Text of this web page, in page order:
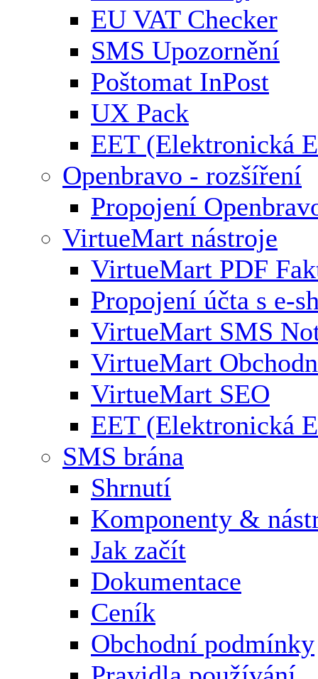
EU VAT Checker
SMS Upozornění
Poštomat InPost
UX Pack
EET (Elektronická
Openbravo - rozšíření
Propojení
VirtueMart nástroje
VirtueMart PDF
Propojení účta s e-
VirtueMart SMS
VirtueMart
VirtueMart SEO
EET (Elektronická
SMS brána
Shrnutí
Komponenty &
Jak začít
Dokumentace
Ceník
Obchodní podmínky